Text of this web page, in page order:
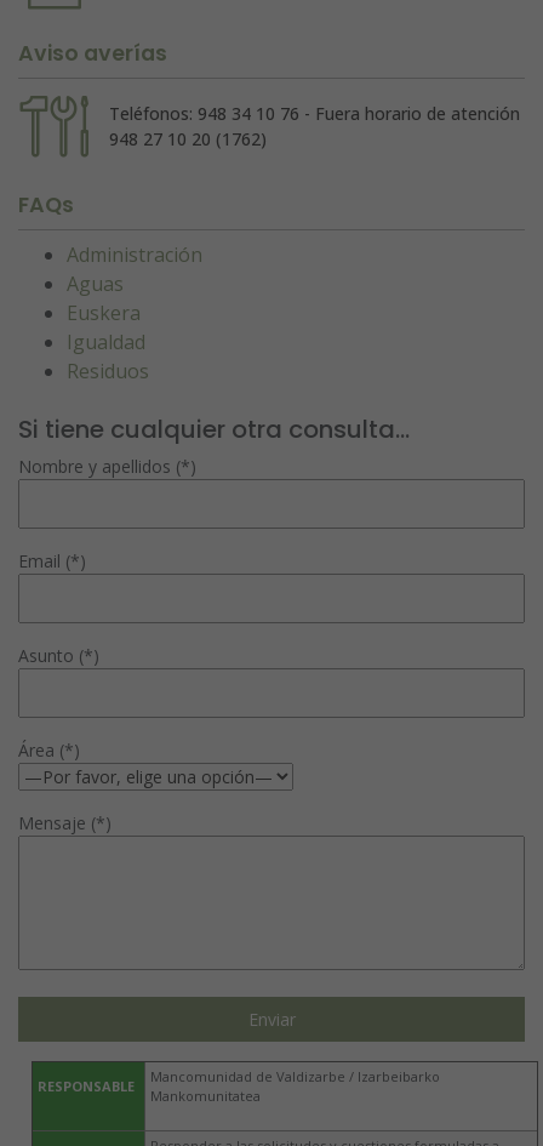
Aviso averías
Teléfonos: 948 34 10 76 - Fuera horario de atención
948 27 10 20 (1762)
FAQs
Administración
Aguas
Euskera
Igualdad
Residuos
Si tiene cualquier otra consulta...
Nombre y apellidos (*)
Email (*)
Asunto (*)
Área (*)
Mensaje (*)
RESPONSABLE
Mancomunidad de Valdizarbe / Izarbeibarko
Mankomunitatea